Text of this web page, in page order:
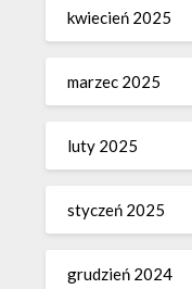
kwiecień 2025
marzec 2025
luty 2025
styczeń 2025
grudzień 2024